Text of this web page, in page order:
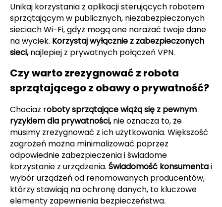
Unikaj korzystania z aplikacji sterujących robotem
sprzątającym w publicznych, niezabezpieczonych
sieciach Wi-Fi, gdyż mogą one narażać twoje dane
na wyciek. Korzystaj wyłącznie z zabezpieczonych
sieci,najlepiej z prywatnych połączeń VPN.
Czy warto zrezygnować z robota
sprzątającego z obawy o prywatność?
Chociaż roboty sprzątające wiążą się z pewnym
ryzykiem dla prywatności,nie oznacza to, że
musimy zrezygnować z ich użytkowania. Większość
zagrożeń można minimalizować poprzez
odpowiednie zabezpieczenia i świadome
korzystanie z urządzenia. Świadomość konsumentai
wybór urządzeń od renomowanych producentów,
którzy stawiają na ochronę danych, to kluczowe
elementy zapewnienia bezpieczeństwa.